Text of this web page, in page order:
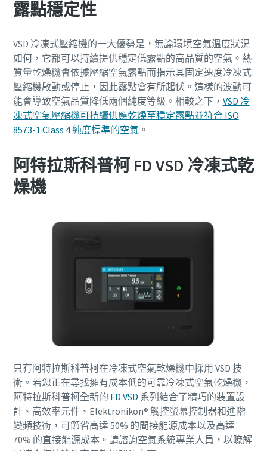
露點穩定性
VSD 冷凍式壓縮機的一大優勢是，無論環境空氣溫度狀況
如何，它都可以持續提供穩定低露點的高品質的空氣。熱
質量乾燥機會依據壓縮空氣露點而指示其固定速度冷凍式
壓縮機啟動或停止，因此露點會有所起伏。這樣的波動可
能會導致空氣品質降低兩個純度等級。相較之下， VSD 冷
凍式空氣壓縮機可持續供應乾燥至穩定露點並符合 ISO
8573-1 Class 4 純度標準的空氣。
阿特拉斯科普柯 FD VSD 冷凍式乾
燥機
只有阿特拉斯科普柯在冷凍式空氣乾燥機中採用 VSD 技
術。若您正在尋找擁有成本低的可靠冷凍式空氣乾燥機，
阿特拉斯科普柯全新的 FD VSD 系列結合了精巧的裝置設
計、高效率元件、Elektronikon® 觸控螢幕控制器和進階
變頻技術，可節省高達 50% 的間接能源成本以及高達
70% 的直接能源成本。請諮詢空氣系統專業人員，以瞭解